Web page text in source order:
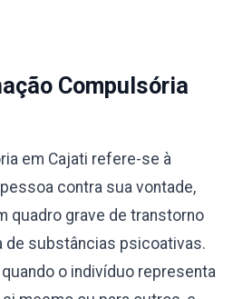
Compulsória
em Cajati refere-se à
contra sua vontade,
quadro grave de transtorno
de substâncias psicoativas.
o indivíduo representa